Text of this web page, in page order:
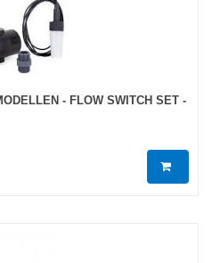
- FLOW SWITCH SET -